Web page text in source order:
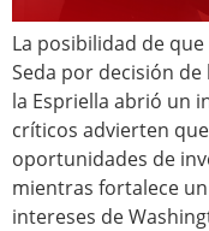
La posibilidad de
Seda por decisión
la Espriella abrió un
críticos advierten
oportunidades de
mientras fortalece
intereses de